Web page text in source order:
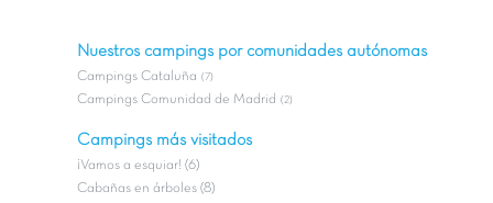
Nuestros campings por comunidades autónomas
Campings Cataluña (7)
Campings Comunidad de Madrid (2)
Campings más visitados
¡Vamos a esquiar! (6)
Cabañas en árboles (8)